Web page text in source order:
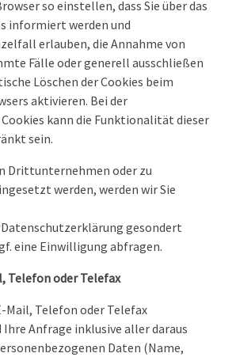
so einstellen, dass Sie über das
informiert werden und
erlauben, die Annahme von
Fälle oder generell ausschließen
Löschen der Cookies beim
aktivieren. Bei der
kann die Funktionalität dieser
sein.
Drittunternehmen oder zu
werden, werden wir Sie
gesondert
eine Einwilligung abfragen.
Telefon oder Telefax
Mail, Telefon oder Telefax
Anfrage inklusive aller daraus
Daten (Name,